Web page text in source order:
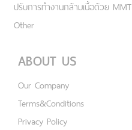
ปรับการทำงานกล้ามเนื้อด้วย MMT
Other
ABOUT US
Our Company
Terms&Conditions
Privacy Policy